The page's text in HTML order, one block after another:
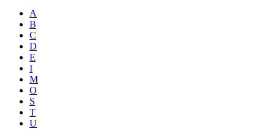
A
B
C
D
E
I
M
O
S
T
U